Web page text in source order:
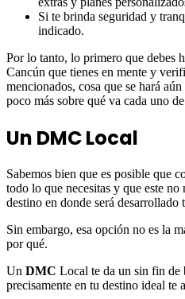
Si te brinda seguridad y
indicado.
Por lo tanto, lo primero que debes
Cancún que tienes en mente y
mencionados, cosa que se hará
poco más sobre qué va cada uno
Un DMC Local
Sabemos bien que es posible que
todo lo que necesitas y que este no
destino en donde será desarrollado
Sin embargo, esa opción no es la
por qué.
Un DMC Local te da un sin fin de
precisamente en tu destino ideal te